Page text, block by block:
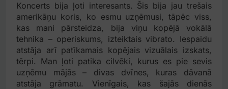
Koncerts bija ļoti interesants. Šis bija jau trešais
amerikāņu koris, ko esmu uzņēmusi, tāpēc viss,
kas mani pārsteidza, bija viņu kopējā vokālā
tehnika – operiskums, izteiktais vibrato. Iespaidu
atstāja arī patīkamais kopējais vizuālais izskats,
tērpi. Man ļoti patika cilvēki, kurus es pie sevis
uzņēmu mājās – divas dvīnes, kuras dāvanā
atstāja grāmatu. Vienīgais, kas šajās dienās